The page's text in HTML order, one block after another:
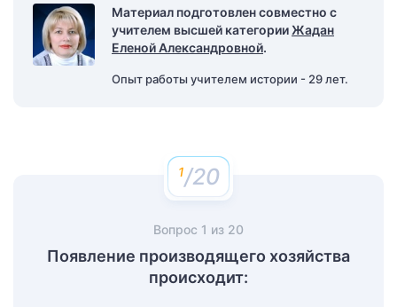
Материал подготовлен совместно с
учителем высшей категории Жадан
Еленой Александровной.
Опыт работы учителем истории - 29 лет.
/20
Вопрос 1 из 20
Появление производящего хозяйства
происходит: